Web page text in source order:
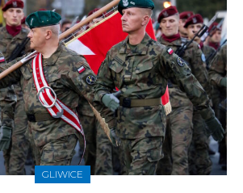
GLIWICE